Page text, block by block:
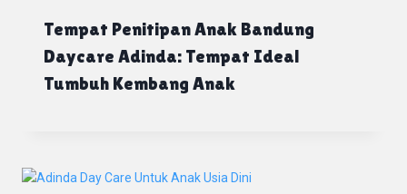
Tempat Penitipan Anak Bandung
Daycare Adinda: Tempat Ideal
Tumbuh Kembang Anak